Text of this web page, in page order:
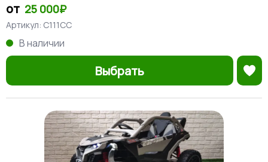
от 25 000₽
Артикул: C111CC
Выбрать
В наличии